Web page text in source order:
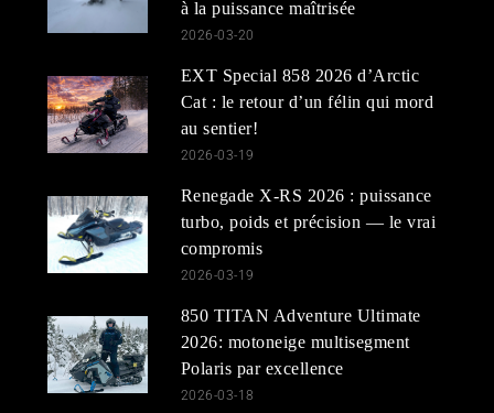
à la puissance maîtrisée
2026-03-20
EXT Special 858 2026 d’Arctic
Cat : le retour d’un félin qui mord
au sentier!
2026-03-19
Renegade X-RS 2026 : puissance
turbo, poids et précision — le vrai
compromis
2026-03-19
850 TITAN Adventure Ultimate
2026: motoneige multisegment
Polaris par excellence
2026-03-18